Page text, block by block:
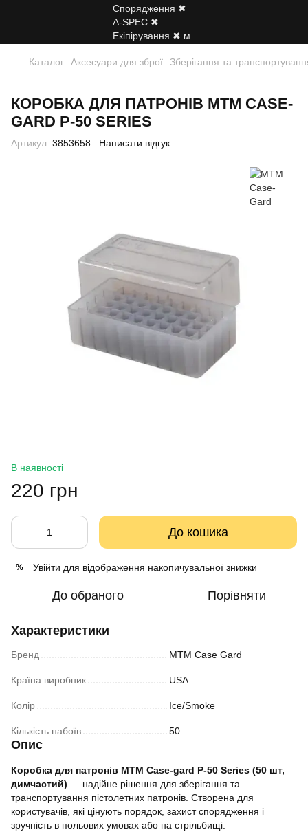
Каталог Аксесуари для зброї Зберігання та
КОРОБКА ДЛЯ ПАТРОНІВ MTM CASE-
GARD P-50 SERIES
Артикул: 3853658 Написати відгук
В наявності
220 грн
До кошика
% Увійти для відображення накопичувальної знижки
До обраного Порівняти
Характеристики
Бренд MTM Case Gard
Країна виробник USA
Колір Ice/Smoke
Кількість набоїв 50
Опис
Коробка для патронів MTM Case-gard P-50 Series (50 шт,
димчастий) — надійне рішення для зберігання та
транспортування пістолетних патронів. Створена для
користувачів, які цінують порядок, захист спорядження і
зручність в польових умовах або на стрільбищі.